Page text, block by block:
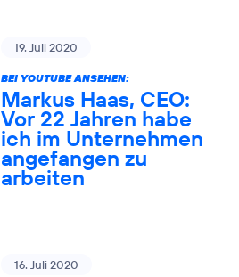
19. Juli 2020
BEI YOUTUBE ANSEHEN:
Markus Haas, CEO:
Vor 22 Jahren habe
ich im Unternehmen
angefangen zu
arbeiten
16. Juli 2020